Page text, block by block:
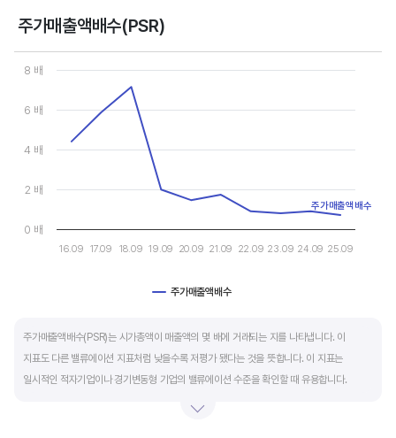
자본총계가 빠른 속도로 증가합니다. 이에따라 주가도 오르게 됩니다.
자기자본이익률(순이익/자본총계*100%)처럼 분모에 자본총계를 넣어 계산하는
투자지표는 한국 기업에 비해 상대적으로 높게 나옵니다. 이런 부분을 감안해 미국 기업의
부채비율, 차입금 비중, 주가순자산배수 등을 판단하는 것이 좋습니다.
주가매출액배수(PSR)
Chart
Line chart with 10 data points.
View as data table, Chart
The chart has 1 X axis displaying categories.
The chart has 1 Y axis displaying values. Data ranges from
주가매출액배수
16.09 17.09 18.09 19.09 20.09 21.09 22.09 23.09 24.09 25.09
0 배
2 배
4 배
6 배
8 배
주가매출액배수
주가매출액배수(PSR)는 시가총액이 매출액의 몇 배에 거래되는 지를 나타냅니다. 이
지표도 다른 밸류에이션 지표처럼 낮을수록 저평가 됐다는 것을 뜻합니다. 이 지표는
일시적인 적자기업이나 경기변동형 기업의 밸류에이션 수준을 확인할 때 유용합니다.